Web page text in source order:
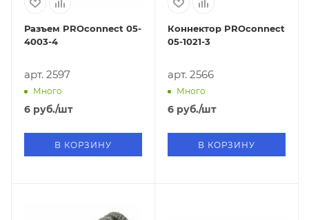
Разъем PROconnect 05-
4003-4
арт. 2597
Много
6 руб./шт
В КОРЗИНУ
Коннектор PROconnect
05-1021-3
арт. 2566
Много
6 руб./шт
В КОРЗИНУ